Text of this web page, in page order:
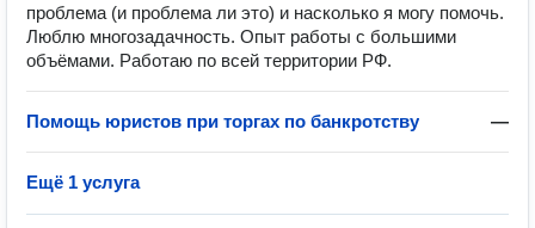
проблема (и проблема ли это) и насколько я могу помочь.
Люблю многозадачность. Опыт работы с большими
объёмами. Работаю по всей территории РФ.
Помощь юристов при торгах по банкротству —
Ещё 1 услуга